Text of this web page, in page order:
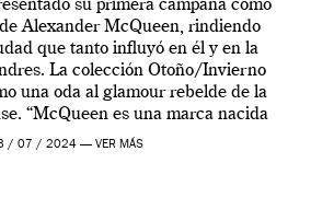
su primera campaña como
Alexander McQueen, rindiendo
que tanto influyó en él y en la
La colección Otoño/Invierno
una oda al glamour rebelde de la
“McQueen es una marca nacida
y siempre ha […]
/ 07 / 2024 — VER MÁS